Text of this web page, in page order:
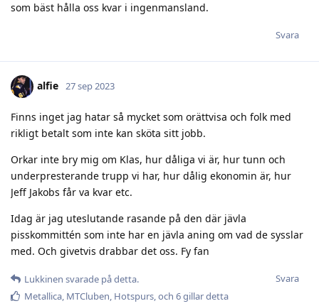
som bäst hålla oss kvar i ingenmansland.
Svara
alfie 27 sep 2023
Finns inget jag hatar så mycket som orättvisa och folk med
rikligt betalt som inte kan sköta sitt jobb.
Orkar inte bry mig om Klas, hur dåliga vi är, hur tunn och
underpresterande trupp vi har, hur dålig ekonomin är, hur
Jeff Jakobs får va kvar etc.
Idag är jag uteslutande rasande på den där jävla
pisskommittén som inte har en jävla aning om vad de sysslar
med. Och givetvis drabbar det oss. Fy fan
Svara
Lukkinen svarade på detta.
Metallica, MTCluben, Hotspurs, och 6gillar detta